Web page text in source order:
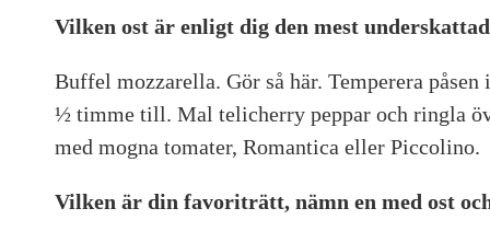
Vilken ost är enligt dig den mest
Buffel mozzarella. Gör så här. Temperera
½ timme till. Mal telicherry peppar och ringla
med mogna tomater, Romantica eller Piccolino.
Vilken är din favoriträtt, nämn en med ost